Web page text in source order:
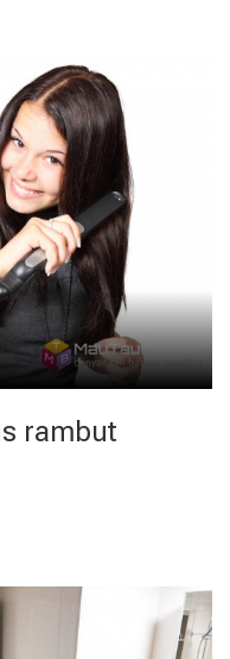
rambut